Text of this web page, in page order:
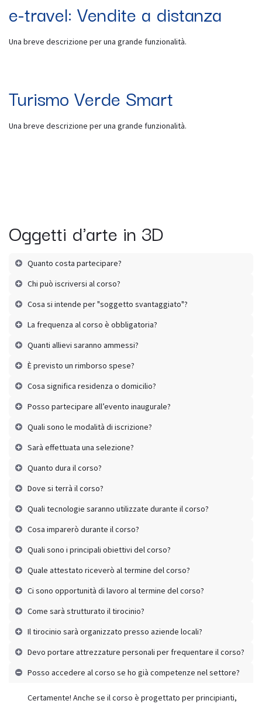
e-travel: Vendite a distanza
Una breve descrizione per una grande funzionalità.
Turismo Verde Smart
Una breve descrizione per una grande funzionalità.
Oggetti d'arte in 3D
Quanto costa partecipare?
Chi può iscriversi al corso?
Cosa si intende per "soggetto svantaggiato"?
La frequenza al corso è obbligatoria?
Quanti allievi saranno ammessi?
È previsto un rimborso spese?
Cosa significa residenza o domicilio?
Posso partecipare all’evento inaugurale?
Quali sono le modalità di iscrizione?
Sarà effettuata una selezione?
Quanto dura il corso?
Dove si terrà il corso?
Quali tecnologie saranno utilizzate durante il corso?
Cosa imparerò durante il corso?
Quali sono i principali obiettivi del corso?
Quale attestato riceverò al termine del corso?
Ci sono opportunità di lavoro al termine del corso?
Come sarà strutturato il tirocinio?
Il tirocinio sarà organizzato presso aziende locali?
Devo portare attrezzature personali per frequentare il corso?
Posso accedere al corso se ho già competenze nel settore?
Certamente! Anche se il corso è progettato per principianti,